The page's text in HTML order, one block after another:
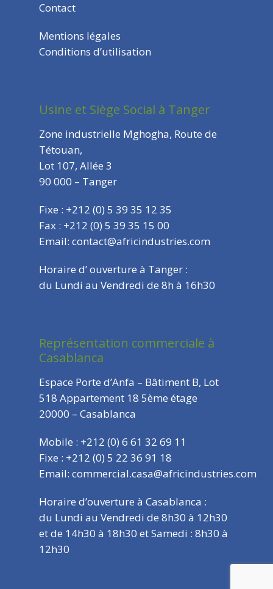
Contact
Mentions légales
Conditions d’utilisation
Usine et Siège Social à Tanger
Zone industrielle Mghogha, Route de
Tétouan,
Lot 107, Allée 3
90 000 – Tanger
Fixe : +212 (0) 5 39 35 12 35
Fax : +212 (0) 5 39 35 15 00
Email: contact@africindustries.com
Horaire d’ ouverture à Tanger :
du Lundi au Vendredi de 8h à 16h30
Représentation commerciale à
Casablanca
Espace Porte d’Anfa – Bâtiment B, Lot
518 Appartement 18 5ème étage
20000 – Casablanca
Mobile : +212 (0) 6 61 32 69 11
Fixe : +212 (0) 5 22 36 91 18
Email: commercial.casa@africindustries.com
Horaire d’ouverture à Casablanca :
du Lundi au Vendredi de 8h30 à 12h30
et de 14h30 à 18h30 et Samedi : 8h30 à
12h30